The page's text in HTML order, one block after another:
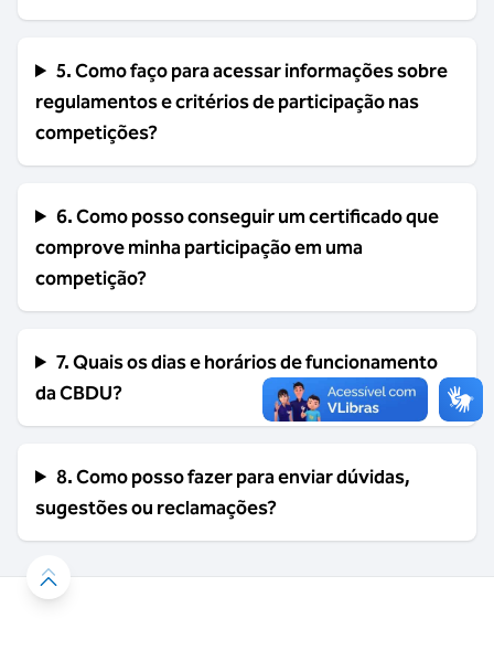
5. Como faço para acessar informações sobre
regulamentos e critérios de participação nas
competições?
6. Como posso conseguir um certificado que
comprove minha participação em uma
competição?
7. Quais os dias e horários de funcionamento
da CBDU?
8. Como posso fazer para enviar dúvidas,
sugestões ou reclamações?